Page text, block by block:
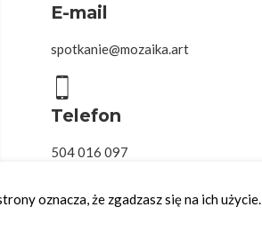
E-mail
spotkanie@mozaika.art
Telefon
504 016 097
oznacza, że zgadzasz się na ich użycie.